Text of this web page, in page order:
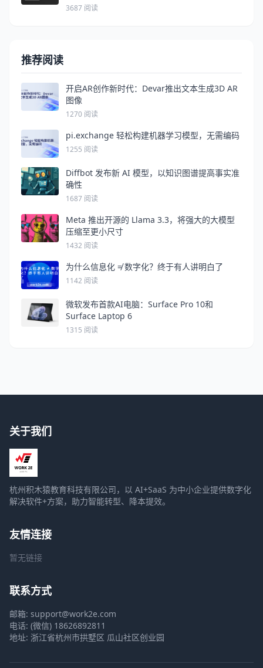
3687 阅读
推荐阅读
开启AR创作新时代：Devar推出文本生成3D AR
图像
1270 阅读
pi.exchange 轻松构建机器学习模型，无需编码
1255 阅读
Diffbot 发布新 AI 模型，以知识图谱提高事实准
确性
1687 阅读
Meta 推出开源的 Llama 3.3，将强大的大模型
压缩至更小尺寸
1432 阅读
为什么信息化 ≠ 数字化？终于有人讲明白了
1142 阅读
微软发布首款AI电脑：Surface Pro 10和
Surface Laptop 6
1315 阅读
关于我们
杭州积木猿教育科技有限公司，以 AI+SaaS 为中小企业提供数字化
解决软件+方案，助力智能转型、降本提效。
友情连接
暂无链接
联系方式
邮箱: support@work2e.com
电话: (微信) 18626892811
地址: 浙江省杭州市拱墅区 瓜山社区创业园